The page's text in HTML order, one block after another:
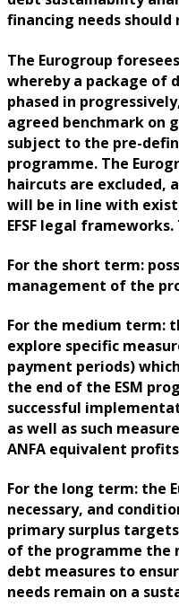
financing needs
The Eurogroup
whereby a package of
phased in
agreed benchmark on
subject to the pre-
programme. The
haircuts are excluded,
will be in line with
EFSF legal
For the short term:
management of the
For the medium term:
explore specific
payment periods)
the end of the ESM
successful
as well as such
ANFA equivalent
For the long term: the
necessary, and
primary surplus
of the programme the
debt measures to
needs remain on a